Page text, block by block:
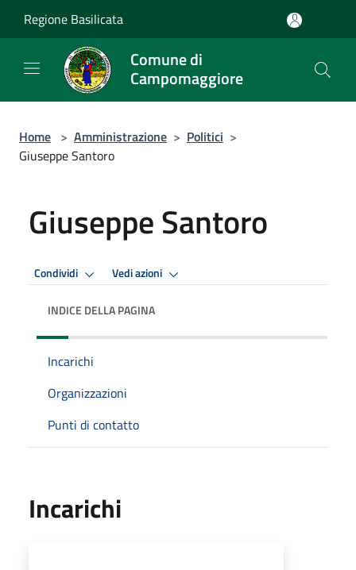
Regione Basilicata
Comune di
Campomaggiore
Home > Amministrazione > Politici >
Giuseppe Santoro
Giuseppe Santoro
Condividi Vedi azioni
INDICE DELLA PAGINA
Incarichi
Organizzazioni
Punti di contatto
Incarichi